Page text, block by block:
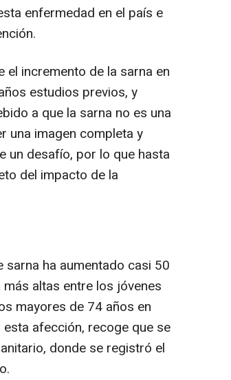
enfermedad en el país e
incremento de la sarna en
estudios previos, y
a que la sarna no es una
una imagen completa y
un desafío, por lo que hasta
del impacto de la
ha aumentado casi 50
altas entre los jóvenes
mayores de 74 años en
afección, recoge que se
donde se registró el